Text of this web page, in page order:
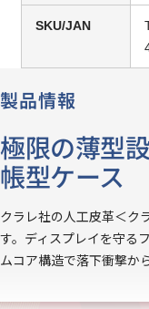
SKU/JAN
製品情報
極限の薄型
帳型ケース
クラレ社の人工皮革＜ク
す。ディスプレイを守る
ムコア構造で落下衝撃か